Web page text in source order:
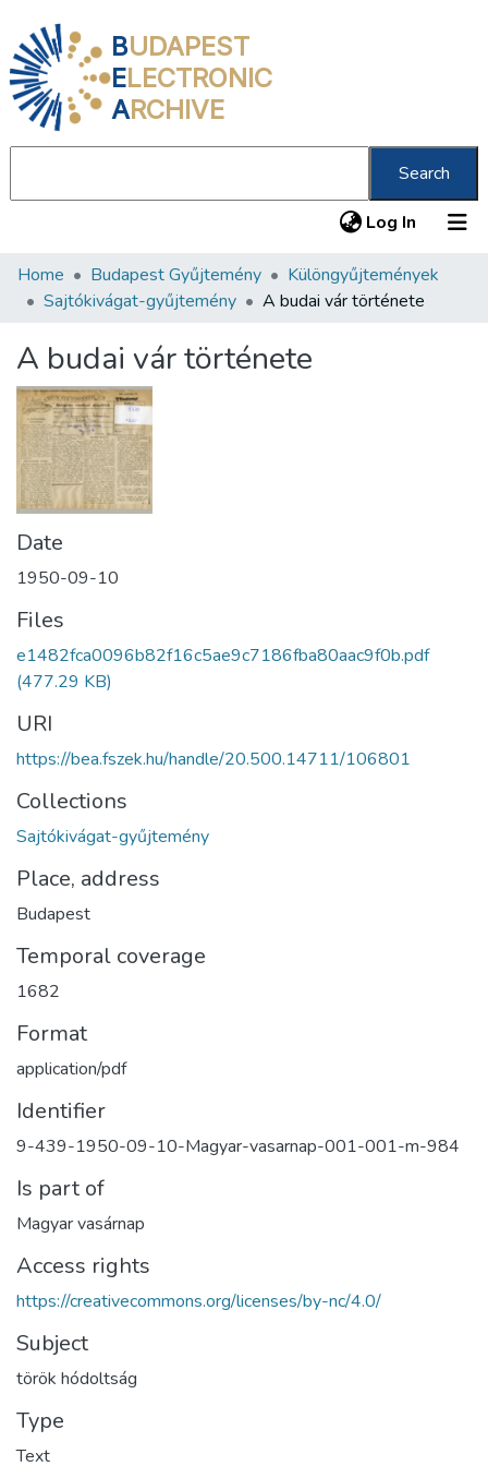
BUDAPEST
ELECTRONIC
ARCHIVE
Search
Log In (current)
Communities & Collections
Statistics
About us
Home Budapest Gyűjtemény
Különgyűjtemények
Sajtókivágat-gyűjtemény
A budai vár története
A budai vár története
Date
1950-09-10
Files
e1482fca0096b82f16c5ae9c7186fba80aac9f0b.pdf
(477.29 KB)
URI
https://bea.fszek.hu/handle/20.500.14711/106801
Collections
Sajtókivágat-gyűjtemény
Place, address
Budapest
Temporal coverage
1682
Format
application/pdf
Identifier
9-439-1950-09-10-Magyar-vasarnap-001-001-m-984
Is part of
Magyar vasárnap
Access rights
https://creativecommons.org/licenses/by-nc/4.0/
Subject
török hódoltság
Type
Text